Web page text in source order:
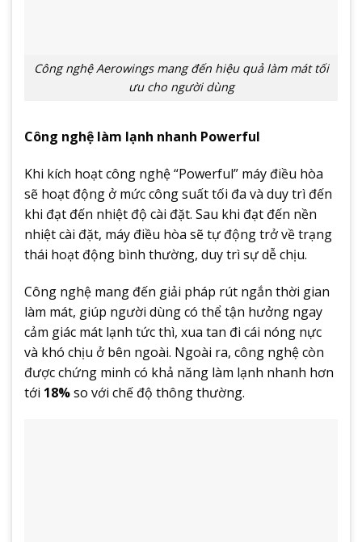
Công nghệ Aerowings mang đến hiệu quả làm mát tối
ưu cho người dùng
Công nghệ làm lạnh nhanh Powerful
Khi kích hoạt công nghệ “Powerful” máy điều hòa
sẽ hoạt động ở mức công suất tối đa và duy trì đến
khi đạt đến nhiệt độ cài đặt. Sau khi đạt đến nền
nhiệt cài đặt, máy điều hòa sẽ tự động trở về trạng
thái hoạt động bình thường, duy trì sự dễ chịu.
Công nghệ mang đến giải pháp rút ngắn thời gian
làm mát, giúp người dùng có thể tận hưởng ngay
cảm giác mát lạnh tức thì, xua tan đi cái nóng nực
và khó chịu ở bên ngoài. Ngoài ra, công nghệ còn
được chứng minh có khả năng làm lạnh nhanh hơn
tới 18%so với chế độ thông thường.